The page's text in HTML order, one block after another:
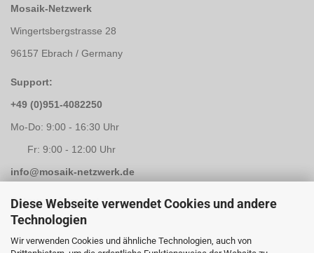
Diese Webseite verwendet Cookies und andere
Technologien
Wir verwenden Cookies und ähnliche Technologien, auch von
Mosaik-Netzwerk
Wingertsbergstrasse 28
96157 Ebrach / Germany
Support:
+49 (0)951-4082250
Mo-Do: 9:00 - 16:30 Uhr
Fr: 9:00 - 12:00 Uhr
info@mosaik-netzwerk.de
Retouren Adresse:
Mosaik-Netzwerk
Kapellenstrasse 3